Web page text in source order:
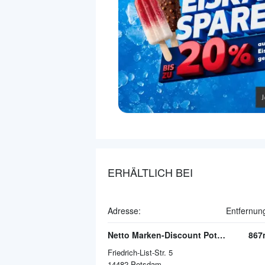
ERHÄLTLICH BEI
Adresse:
Netto Marken-Discount Potsdam
Friedrich-List-Str. 5